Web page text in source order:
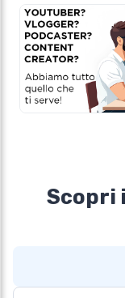
Scopri